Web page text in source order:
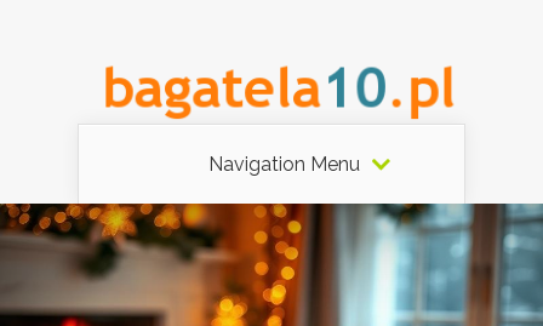
Navigation Menu